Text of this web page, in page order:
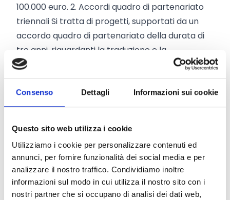
Consenso Dettagli Informazioni sui cookie
Questo sito web utilizza i cookie
Utilizziamo i cookie per personalizzare contenuti ed
annunci, per fornire funzionalità dei social media e per
analizzare il nostro traffico. Condividiamo inoltre
informazioni sul modo in cui utilizza il nostro sito con i
nostri partner che si occupano di analisi dei dati web,
100.000 euro. 2. Accordi quadro di partenariato
triennali Si tratta di progetti, supportati da un
accordo quadro di partenariato della durata di
tre anni, riguardanti la traduzione e la
promozione di un pacchetto di 3-10 opere
letterarie per ciascun anno. Questi progetti
dovranno pertanto condurre alla traduzione e
promozione di 9-30 opere letterarie nell’arco dei
cofinanziati fino al 50% dei costi totali ammissibili
per un massimo di 100.000 euro all’anno.
Scadenza prevista: seconda settimana di
maggio 2018. [su_button
url="https://eacea.ec.europa.eu/creative-